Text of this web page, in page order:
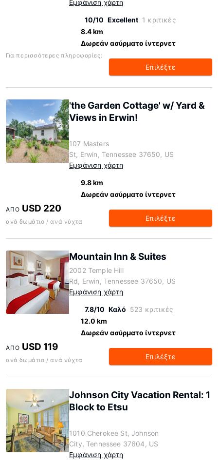
Εμφάνιση χάρτη
10/10 Excellent 1 κριτικές
8.4 km
Δωρεάν ασύρματο ίντερνετ
Για περισσότερες πληροφορίες:
Επιλέξτε
'the Garden Cottage' w/ Yard &
Views in Erwin!
107 Masters
St, Erwin, Tennessee 37650, US
Εμφάνιση χάρτη
9.8 km
Δωρεάν ασύρματο ίντερνετ
ΑΠΌ USD 220
ανά δωμάτιο / ανά νύχτα Επιλέξτε
Mountain Inn & Suites
2002 Temple Hill
Rd, Erwin, Tennessee 37650, US
Εμφάνιση χάρτη
7.8/10 Καλό 523 κριτικές
12.0 km
Δωρεάν ασύρματο ίντερνετ
ΑΠΌ USD 119
ανά δωμάτιο / ανά νύχτα Επιλέξτε
Johnson City Vacation Rental: 1
Block to Etsu
1010 Cherokee St, Johnson
City, Tennessee 37604, US
Εμφάνιση χάρτη